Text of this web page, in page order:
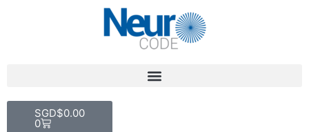
SGD$0.00
0
Cart